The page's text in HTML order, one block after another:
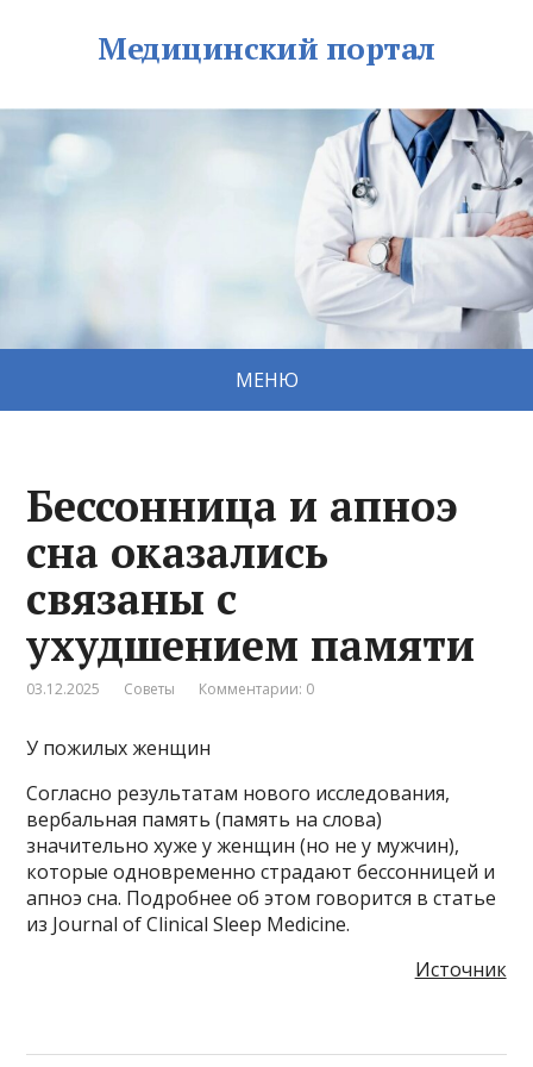
Медицинский портал
МЕНЮ
Бессонница и апноэ
сна оказались
связаны с
ухудшением памяти
03.12.2025 Советы Комментарии: 0
У пожилых женщин
Согласно результатам нового исследования,
вербальная память (память на слова)
значительно хуже у женщин (но не у мужчин),
которые одновременно страдают бессонницей и
апноэ сна. Подробнее об этом говорится в статье
из Journal of Clinical Sleep Medicine.
Источник